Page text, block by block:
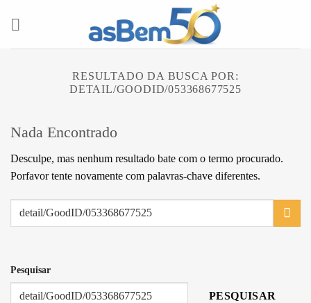
RESULTADO DA BUSCA POR:
DETAIL/GOODID/053368677525
Nada Encontrado
Desculpe, mas nenhum resultado bate com o termo procurado.
Porfavor tente novamente com palavras-chave diferentes.
Pesquisar
PESQUISAR